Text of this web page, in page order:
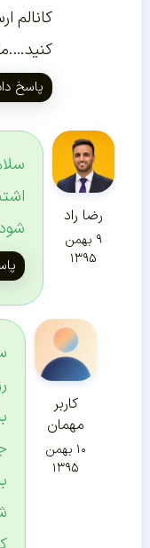
کانالم
پاسخ
رضا راد
۹ بهمن
۱۳۹۵
کاربر
مهمان
۱۰ بهمن
۱۳۹۵